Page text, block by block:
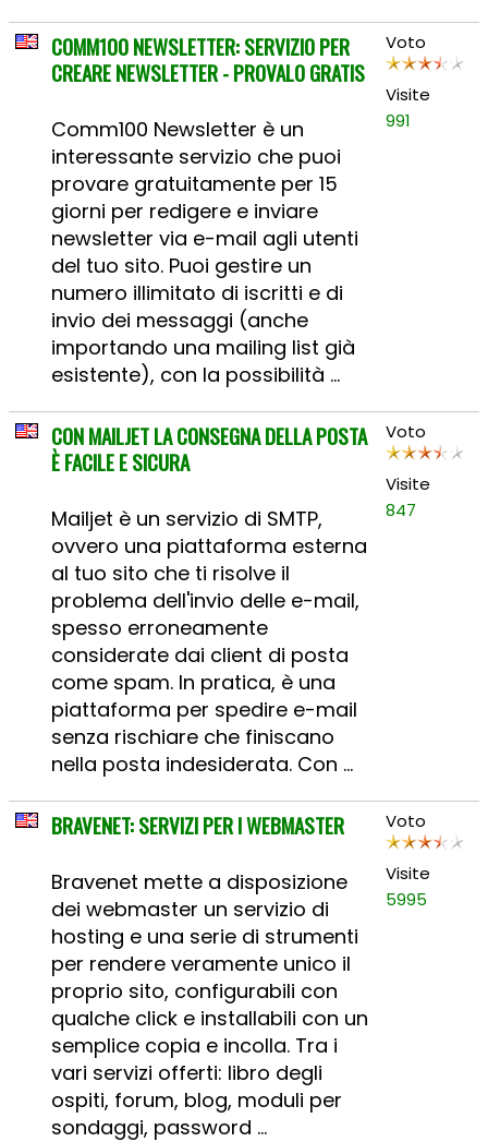
COMM100 NEWSLETTER: SERVIZIO PER
CREARE NEWSLETTER - PROVALO GRATIS
Comm100 Newsletter è un
interessante servizio che puoi
provare gratuitamente per 15
giorni per redigere e inviare
newsletter via e-mail agli utenti
del tuo sito. Puoi gestire un
numero illimitato di iscritti e di
invio dei messaggi (anche
importando una mailing list già
esistente), con la possibilità ...
Voto
Visite
991
CON MAILJET LA CONSEGNA DELLA POSTA
È FACILE E SICURA
Mailjet è un servizio di SMTP,
ovvero una piattaforma esterna
al tuo sito che ti risolve il
problema dell'invio delle e-mail,
spesso erroneamente
considerate dai client di posta
come spam. In pratica, è una
piattaforma per spedire e-mail
senza rischiare che finiscano
nella posta indesiderata. Con ...
Voto
Visite
847
BRAVENET: SERVIZI PER I WEBMASTER
Bravenet mette a disposizione
dei webmaster un servizio di
hosting e una serie di strumenti
per rendere veramente unico il
proprio sito, configurabili con
qualche click e installabili con un
semplice copia e incolla. Tra i
vari servizi offerti: libro degli
ospiti, forum, blog, moduli per
sondaggi, password ...
Voto
Visite
5995